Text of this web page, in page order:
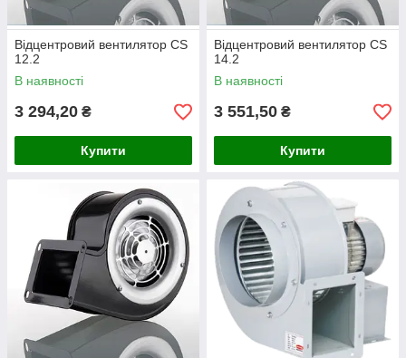
Відцентровий вентилятор CS
12.2
В наявності
3 294,20 ₴
Купити
Відцентровий вентилятор CS
14.2
В наявності
3 551,50 ₴
Купити